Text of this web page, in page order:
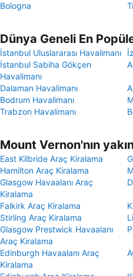
Bologna
Dünya Geneli En
İstanbul Uluslararası Havalimanı
İstanbul Sabiha Gökçen
Havalimanı
Dalaman Havalimanı
Bodrum Havalimanı
Trabzon Havalimanı
Mount Vernon'nın
East Kilbride Araç Kiralama
Hamilton Araç Kiralama
Glasgow Havaalanı Araç
Kiralama
Falkirk Araç Kiralama
Stirling Araç Kiralama
Glasgow Prestwick Havaalanı
Araç Kiralama
Edinburgh Havaalanı Araç
Kiralama